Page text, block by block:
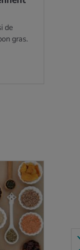
de
gras.